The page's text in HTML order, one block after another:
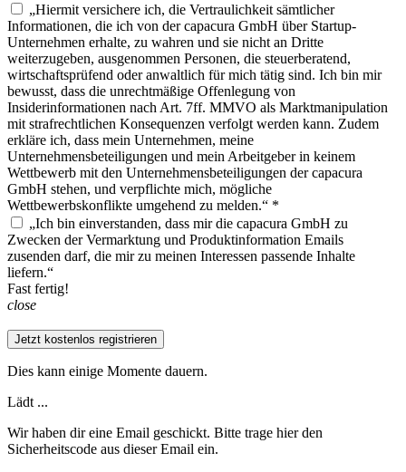
„Hiermit versichere ich, die Vertraulichkeit sämtlicher
Informationen, die ich von der capacura GmbH über Startup-
Unternehmen erhalte, zu wahren und sie nicht an Dritte
weiterzugeben, ausgenommen Personen, die steuerberatend,
wirtschaftsprüfend oder anwaltlich für mich tätig sind. Ich bin mir
bewusst, dass die unrechtmäßige Offenlegung von
Insiderinformationen nach Art. 7ff. MMVO als Marktmanipulation
mit strafrechtlichen Konsequenzen verfolgt werden kann. Zudem
erkläre ich, dass mein Unternehmen, meine
Unternehmensbeteiligungen und mein Arbeitgeber in keinem
Wettbewerb mit den Unternehmensbeteiligungen der capacura
GmbH stehen, und verpflichte mich, mögliche
Wettbewerbskonflikte umgehend zu melden.“ *
„Ich bin einverstanden, dass mir die capacura GmbH zu
Zwecken der Vermarktung und Produktinformation Emails
zusenden darf, die mir zu meinen Interessen passende Inhalte
liefern.“
Fast fertig!
close
Jetzt kostenlos registrieren
Dies kann einige Momente dauern.
Lädt ...
Wir haben dir eine Email geschickt. Bitte trage hier den
Sicherheitscode aus dieser Email ein.